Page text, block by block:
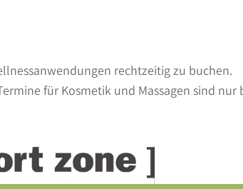
rechtzeitig zu buchen.
für Kosmetik und Massagen sind